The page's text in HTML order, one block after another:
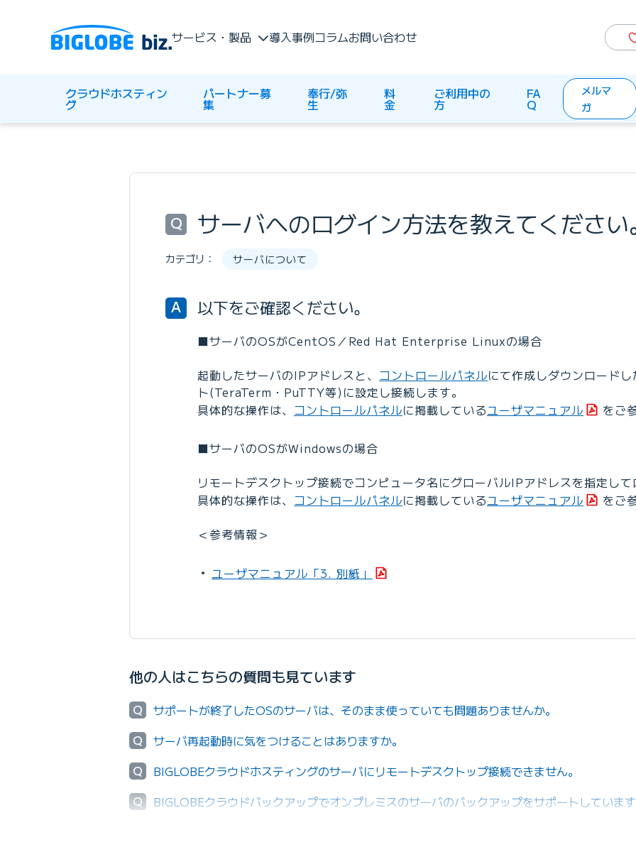
サービス・製品 導入事例コラムお問い合わせ
クラウドホスティン
グ
パートナー募
集
奉行/弥
生
料
金
ご利用中の
方
FA
Q
メルマ
ガ
Q サーバへのログイン方法を教えてください
カテゴリ： サーバについて
A 以下をご確認ください。
■サーバのOSがCentOS／Red Hat Enterprise Linuxの場合
起動したサーバのIPアドレスと、 コントロールパネルにて作成しダウンロード
ト(TeraTerm・PuTTY等)に設定し接続します。
具体的な操作は、 コントロールパネルに掲載しているユーザマニュアル をご
■サーバのOSがWindowsの場合
リモートデスクトップ接続でコンピュータ名にグローバルIPアドレスを指定して
具体的な操作は、 コントロールパネルに掲載しているユーザマニュアル
をご
＜参考情報＞
ユーザマニュアル「3. 別紙」
他の人はこちらの質問も見ています
Q
サポートが終了したOSのサーバは、そのまま使っていても問題ありませんか。
Q
サーバ再起動時に気をつけることはありますか。
Q
BIGLOBEクラウドホスティングのサーバにリモートデスクトップ接続できません。
Q
BIGLOBEクラウドバックアップでオンプレミスのサーバのバックアップをサポートしています